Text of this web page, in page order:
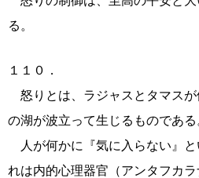
る。
１１０．
怒りとは、ラジャスとタマス
の湖が波立って生じるものである
人が何かに『気に入らない』
れは内的心理器官（アンタフカ